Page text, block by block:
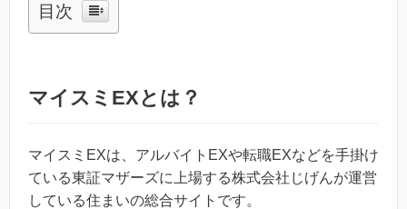
目次
マイスミEXとは？
マイスミEXは、アルバイトEXや転職EXなどを手掛け
ている東証マザーズに上場する株式会社じげんが運営
している住まいの総合サイトです。